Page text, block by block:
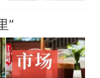
”